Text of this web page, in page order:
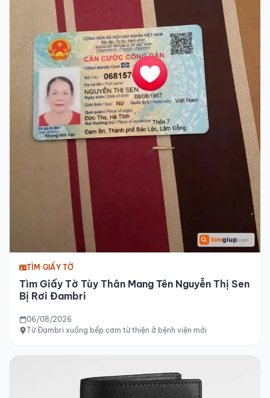
TÌM GIẤY TỜ
Tìm Giấy Tờ Tùy Thân Mang Tên Nguyễn Thị Sen
Bị Rơi Đambri
06/08/2026
Từ Đambri xuống bếp cơm từ thiện ở bệnh viện mới